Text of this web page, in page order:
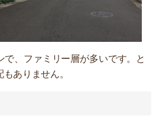
で、ファミリー層が多いです。と
ありません。